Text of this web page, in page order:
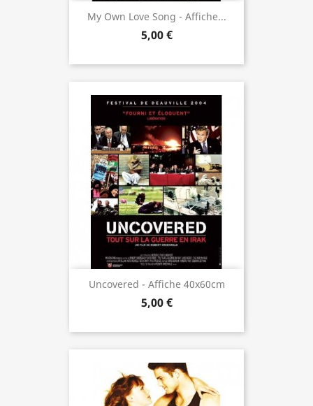
My Own Love Song - Affiche...
5,00 €
Uncovered - Affiche 40x60cm
5,00 €